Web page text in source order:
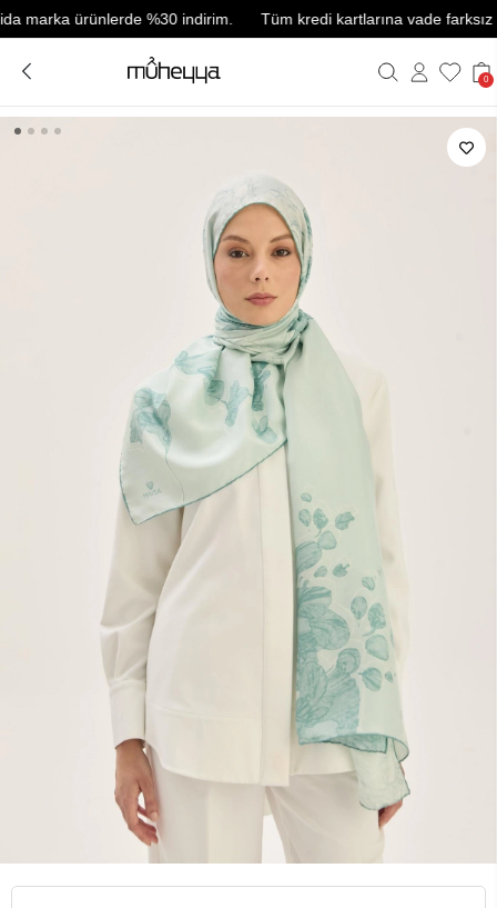
ürünlerde %30 indirim. Tüm kredi kartlarına vade farksız 3
0